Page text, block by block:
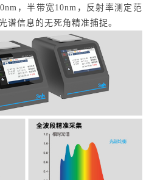
，半带宽10nm，反射率测定范
谱信息的无死角精准捕捉。